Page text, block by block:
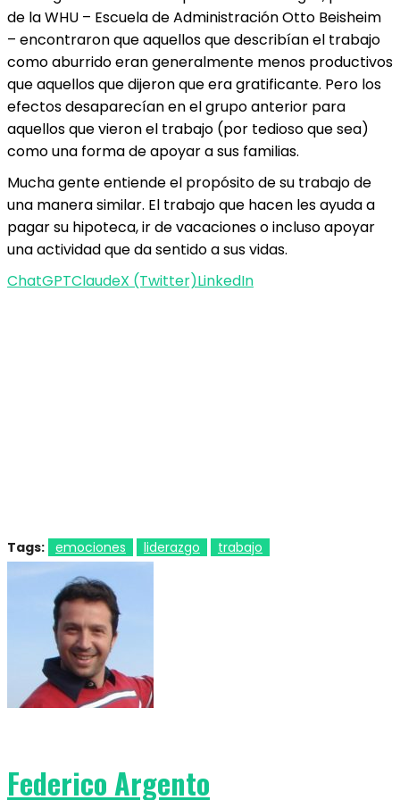
de la WHU – Escuela de Administración Otto Beisheim
– encontraron que aquellos que describían el trabajo
como aburrido eran generalmente menos productivos
que aquellos que dijeron que era gratificante. Pero los
efectos desaparecían en el grupo anterior para
aquellos que vieron el trabajo (por tedioso que sea)
como una forma de apoyar a sus familias.
Mucha gente entiende el propósito de su trabajo de
una manera similar. El trabajo que hacen les ayuda a
pagar su hipoteca, ir de vacaciones o incluso apoyar
una actividad que da sentido a sus vidas.
ChatGPTClaudeX (Twitter)LinkedIn
Tags: emociones liderazgo trabajo
Federico Argento